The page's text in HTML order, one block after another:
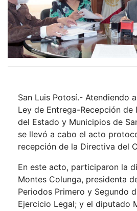
San Luis Potosí.- Atendiendo
Ley de Entrega-Recepción de
del Estado y Municipios de
se llevó a cabo el acto
recepción de la Directiva del
En este acto, participaron la
Montes Colunga, presidenta
Periodos Primero y Segundo
Ejercicio Legal; y el diputado